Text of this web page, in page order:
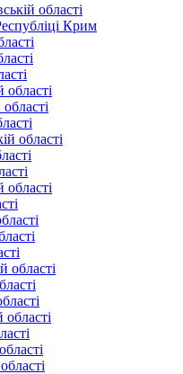
області
Крим
області
області
області